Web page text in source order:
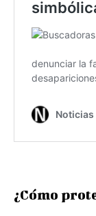
¿Cómo